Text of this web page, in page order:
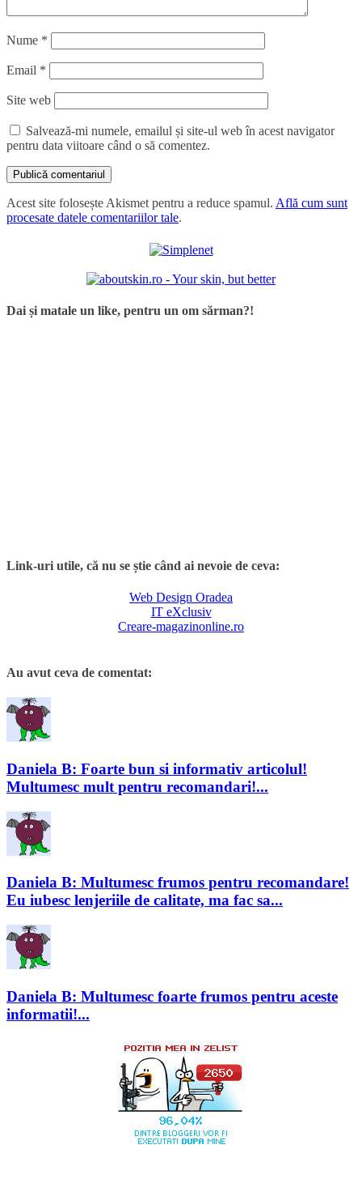
Nume *
Email *
Site web
Salvează-mi numele, emailul și site-ul web în acest navigator
pentru data viitoare când o să comentez.
Acest site folosește Akismet pentru a reduce spamul. Află cum sunt
procesate datele comentariilor tale.
Dai și matale un like, pentru un om sărman?!
Link-uri utile, că nu se știe când ai nevoie de ceva:
Web Design Oradea
IT eXclusiv
Creare-magazinonline.ro
Au avut ceva de comentat:
Daniela B: Foarte bun si informativ articolul!
Multumesc mult pentru recomandari!...
Daniela B: Multumesc frumos pentru recomandare!
Eu iubesc lenjeriile de calitate, ma fac sa...
Daniela B: Multumesc foarte frumos pentru aceste
informatii!...